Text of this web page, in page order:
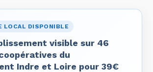
LOCAL DISPONIBLE
visible sur 46
du
Indre et Loire pour 39€